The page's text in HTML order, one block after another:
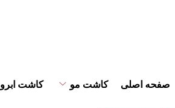
صفحه اصلی کاشت مو کاشت ابرو